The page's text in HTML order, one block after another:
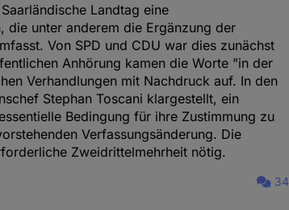
Landtag eine
die unter anderem die Ergänzung der
Von SPD und CDU war dies zunächst
Anhörung kamen die Worte "in der
Verhandlungen mit Nachdruck auf. In den
Stephan Toscani klargestellt, ein
Bedingung für ihre Zustimmung zu
Verfassungsänderung. Die
Zweidrittelmehrheit nötig.
34